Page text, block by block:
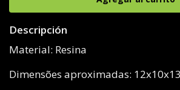
Descripción
Material: Resina
Dimensões aproximadas: